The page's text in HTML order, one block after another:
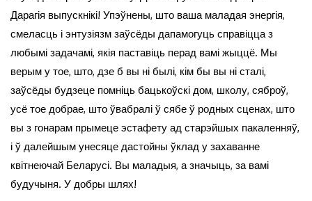
Дарагія выпускнікі! Упэўнены, што ваша маладая энергія,
смеласць і энтузіязм заўсёды дапамогуць справіцца з
любымі задачамі, якія паставіць перад вамі жыццё. Мы
верым у тое, што, дзе б вы ні былі, кім бы вы ні сталі,
заўсёды будзеце помніць бацькоўскі дом, школу, сяброў,
усё тое добрае, што ўвабралі ў сябе ў родных сценах, што
вы з гонарам прымеце эстафету ад старэйшых пакаленняў,
і ў далейшым унесяце дастойны ўклад у захаванне
квітнеючай Беларусі. Вы маладыя, а значыць, за вамі
будучыня. У добры шлях!